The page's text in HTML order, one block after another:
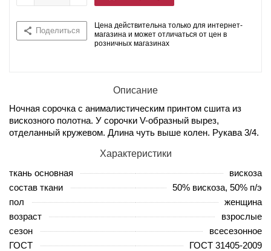
Поделиться
Цена действительна только для интернет-
магазина и может отличаться от цен в
розничных магазинах
Описание
Ночная сорочка с анималистическим принтом сшита из
вискозного полотна. У сорочки V-образный вырез,
отделанный кружевом. Длина чуть выше колен. Рукава 3/4.
Характеристики
ткань основная
вискоза
состав ткани
50% вискоза, 50% п/э
пол
женщина
возраст
взрослые
сезон
всесезонное
ГОСТ
ГОСТ 31405-2009